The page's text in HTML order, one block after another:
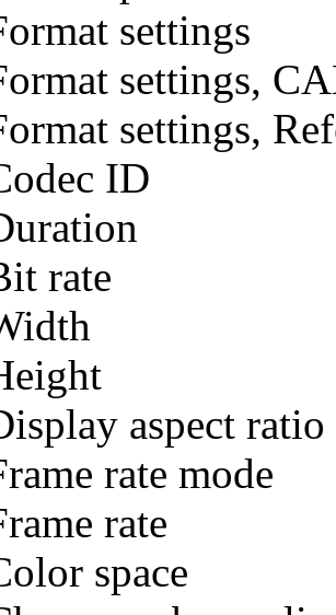
settings
settings,
settings,
ID :
:
rate :
: 1
: 1
aspect
rate
rate :